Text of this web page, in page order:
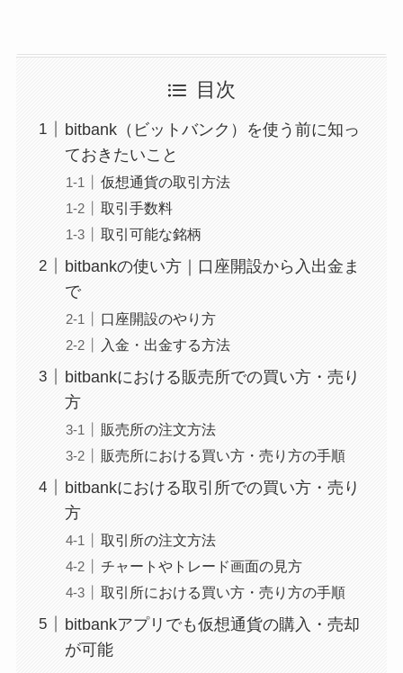
目次
bitbank（ビットバンク）を使う前に知っ
ておきたいこと
仮想通貨の取引方法
取引手数料
取引可能な銘柄
bitbankの使い方｜口座開設から入出金ま
で
口座開設のやり方
入金・出金する方法
bitbankにおける販売所での買い方・売り
方
販売所の注文方法
販売所における買い方・売り方の手順
bitbankにおける取引所での買い方・売り
方
取引所の注文方法
チャートやトレード画面の見方
取引所における買い方・売り方の手順
bitbankアプリでも仮想通貨の購入・売却
が可能